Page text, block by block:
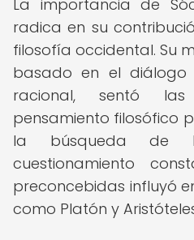
La importancia de
radica en su
filosofía occidental. Su
basado en el diálogo
racional, sentó
pensamiento filosófico
la búsqueda
cuestionamiento
preconcebidas influyó
como Platón y